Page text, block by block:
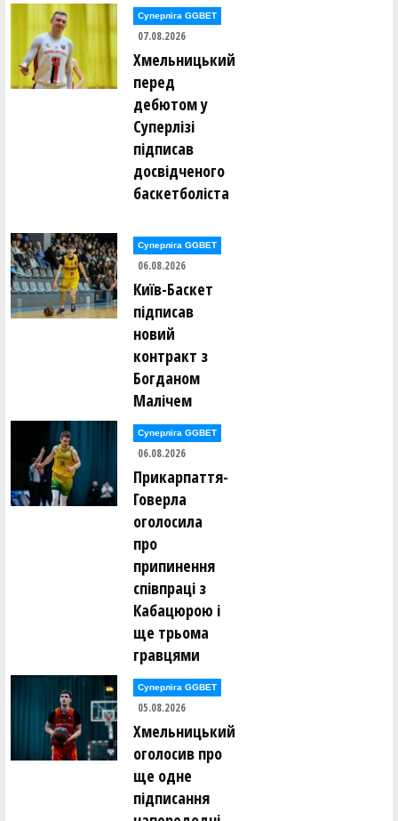
Євген Заікін ()
Владислав Закіров ()
Олександр Закревський ()
Валерій Залевський ()
Нікіта Захарченко ()
Леонід Зелінський ()
Костянтин Іванов ()
Денис Івахнін ()
Ігор Іващенко ()
Антон Івченко ()
Владислав Ісаченко ()
Станіслав Каковкін ()
Богдан Капелян ()
Микита Каравашкін ()
Даніїл Карпов ()
Владислав Кікоть ()
Ігор Кісліцин ()
Антон Кітаєв ()
Марина Коваль ()
Вадим Ковальов ()
Максим Ковтун ()
Ярослав Кожушко ()
Олександр Коломієць ()
Андрій Кондратенко ()
Андрій Коростильов ()
Катерина Коротюк ()
Костянтин Котов ()
Максим Кравець ()
Олексій Кравченко ()
Микита Красюк ()
Юрій Кривун ()
Юрій Кривун ()
Олександр Кубашевський ()
Данило Кузьменко ()
Суперліга GGBET
07.08.2026
Хмельницький
перед
дебютом у
Суперлізі
підписав
досвідченого
баскетболіста
Суперліга GGBET
06.08.2026
Київ-Баскет
підписав
новий
контракт з
Богданом
Малічем
Суперліга GGBET
06.08.2026
Прикарпаття-
Говерла
оголосила
про
припинення
співпраці з
Кабацюрою і
ще трьома
гравцями
Суперліга GGBET
05.08.2026
Хмельницький
оголосив про
ще одне
підписання